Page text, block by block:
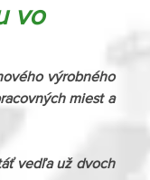
vo
výrobného
miest a
vedľa už dvoch